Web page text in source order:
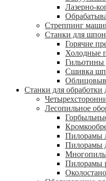
Лазерно-
Стреппинг
Станки для
Горячие
Холодные
Гильотины
Сшивка
Станки для обработки
Лесопильное
Пилорамы
Пилорамы
Пилорамы